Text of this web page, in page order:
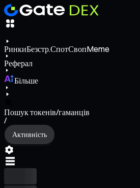
РинкиБезстр.СпотСвопMeme
Реферал
Більше
Пошук токенів/гаманців
/
Активність